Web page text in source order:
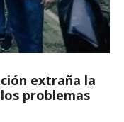
extraña la
problemas